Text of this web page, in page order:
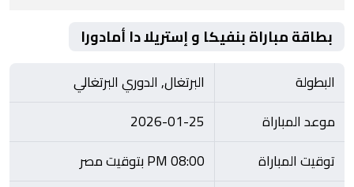
بطاقة مباراة بنفيكا و إستريلا دا أمادورا
البطولة
البرتغال, الدوري البرتغالي
موعد المباراة
2026-01-25
توقيت المباراة
08:00 PM بتوقيت مصر